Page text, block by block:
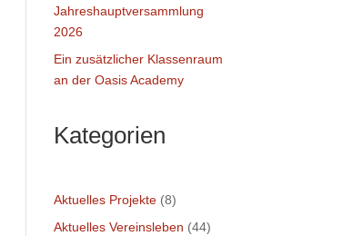
Jahreshauptversammlung
2026
Ein zusätzlicher Klassenraum
an der Oasis Academy
Kategorien
Aktuelles Projekte (8)
Aktuelles Vereinsleben (44)